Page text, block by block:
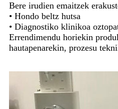
Bere irudien emaitzek
• Hondo beltz hutsa
• Diagnostiko klinikoa
Errendimendu horiekin
hautapenarekin, prozesu